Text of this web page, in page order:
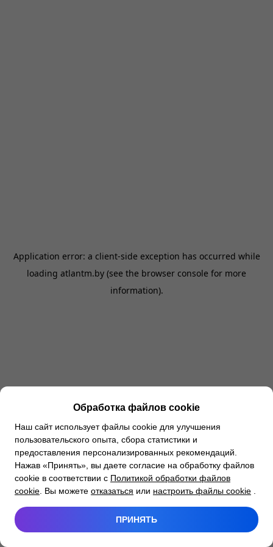
Application error: a client-side exception has occurred while
loading atlantm.by (see the browser console for more
information).
Обработка файлов cookie
Наш сайт использует файлы cookie для улучшения
пользовательского опыта, сбора статистики и
предоставления персонализированных рекомендаций.
Нажав «Принять», вы даете согласие на обработку файлов
cookie в соответствии с Политикой обработки файлов
cookie . Вы можете отказаться или настроить файлы cookie
ПРИНЯТЬ